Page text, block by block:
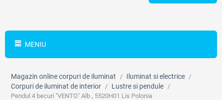
MENIU
Magazin online corpuri de iluminat / Iluminat si electrice /
Corpuri de iluminat de interior / Lustre si pendule /
Pendul 4 becuri "VENTO" Alb , 5520H01 Lis Polonia